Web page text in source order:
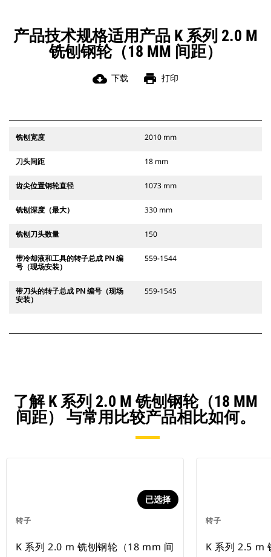
产品技术规格适用产品 K 系列 2.0 M
铣刨钢轮（18 MM 间距）
cloud_download 下载 print 打印
铣刨宽度 2010 mm
刀头间距 18 mm
齿尖位置钢轮直径 1073 mm
铣刨深度（最大） 330 mm
铣刨刀头数量 150
带冷却液和工具的转子总成 PN 编
号（现场安装）
559-1544
带刀头的转子总成 PN 编号（现场
安装）
559-1545
了解 K 系列 2.0 M 铣刨钢轮（18 MM
间距） 与常用比较产品相比如何。
转子
已选择
K 系列 2.0 m 铣刨钢轮（18 mm 间
转子
K 系列 2.5 m